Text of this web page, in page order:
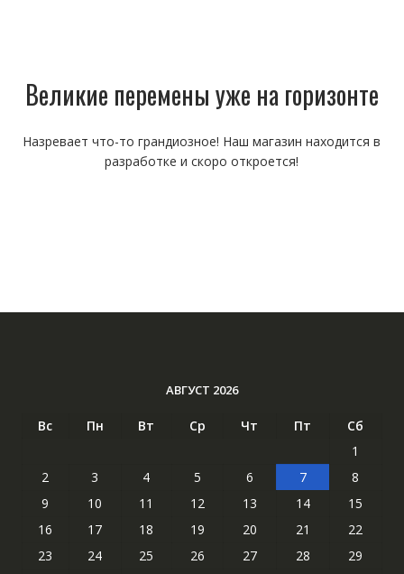
Великие перемены уже на горизонте
Назревает что-то грандиозное! Наш магазин находится в
разработке и скоро откроется!
АВГУСТ 2026
Вс Пн Вт Ср Чт Пт
Сб
1
2
3 4 5 6 7
8
9
10 11 12 13 14
15
16
17 18 19 20 21
22
23
24 25 26 27 28
29